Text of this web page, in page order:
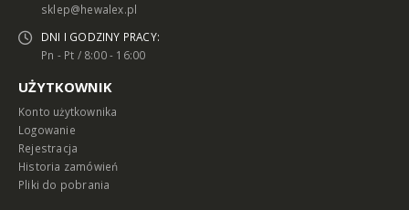
sklep@hewalex.pl
DNI I GODZINY PRACY:
Pn - Pt / 8:00 - 16:00
UŻYTKOWNIK
Konto użytkownika
Logowanie
Rejestracja
Historia zamówień
Pliki do pobrania